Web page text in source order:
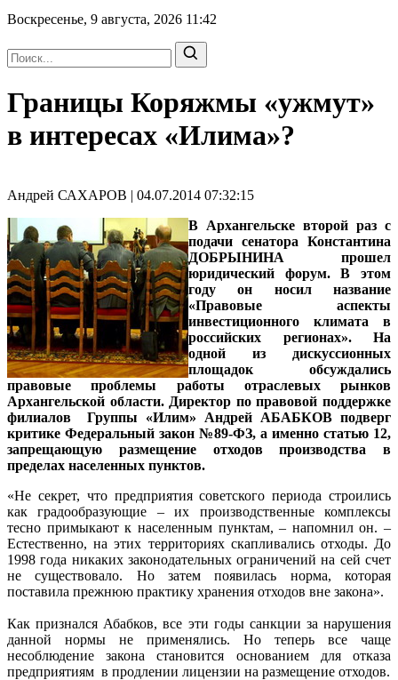
Воскресенье, 9 августа, 2026 11:42
Границы Коряжмы «ужмут»
в интересах «Илима»?
Андрей САХАРОВ | 04.07.2014 07:32:15
В Архангельске второй раз с
подачи сенатора Константина
ДОБРЫНИНА прошел
юридический форум. В этом
году он носил название
«Правовые аспекты
инвестиционного климата в
российских регионах». На
одной из дискуссионных
площадок обсуждались
правовые проблемы работы отраслевых рынков
Архангельской области. Директор по правовой поддержке
филиалов Группы «Илим» Андрей АБАБКОВ подверг
критике Федеральный закон №89-ФЗ, а именно статью 12,
запрещающую размещение отходов производства в
пределах населенных пунктов.
«Не секрет, что предприятия советского периода строились
как градообразующие – их производственные комплексы
тесно примыкают к населенным пунктам, – напомнил он. –
Естественно, на этих территориях скапливались отходы. До
1998 года никаких законодательных ограничений на сей счет
не существовало. Но затем появилась норма, которая
поставила прежнюю практику хранения отходов вне закона».
Как признался Абабков, все эти годы санкции за нарушения
данной нормы не применялись. Но теперь все чаще
несоблюдение закона становится основанием для отказа
предприятиям в продлении лицензии на размещение отходов.